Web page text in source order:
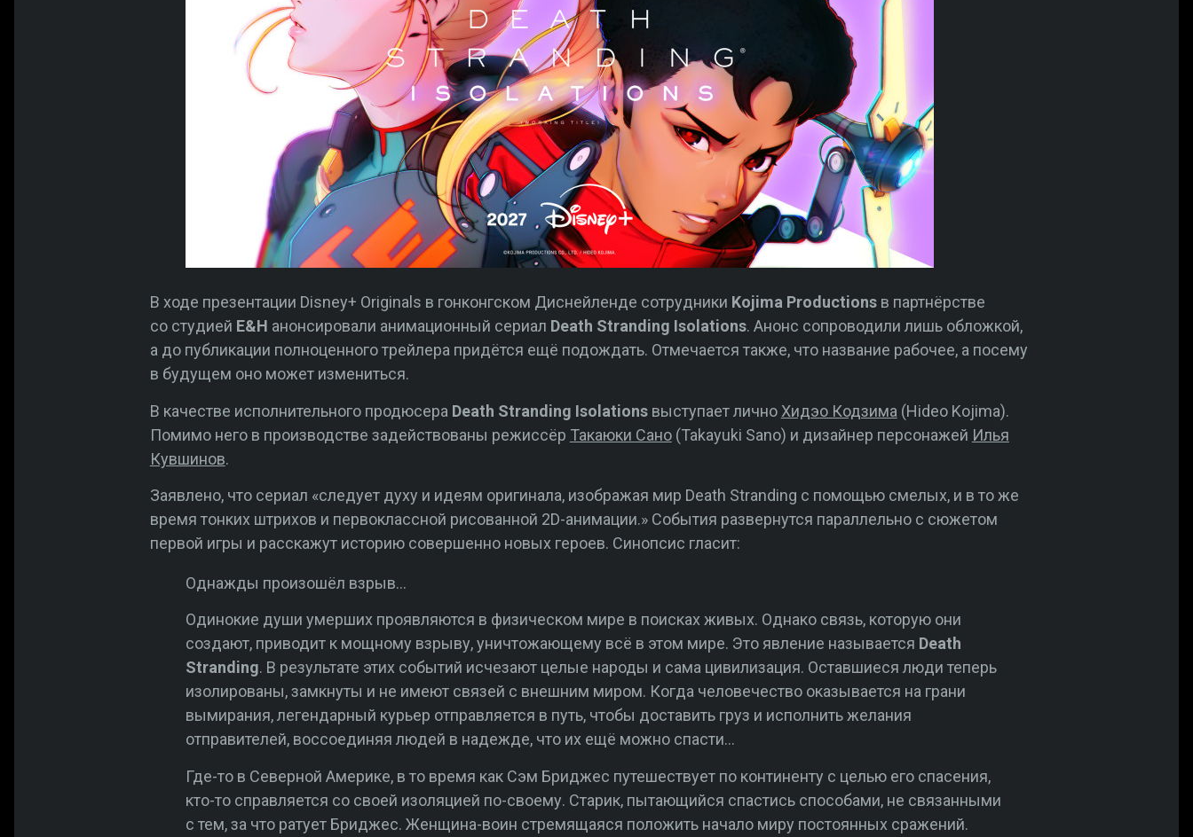
В ходе презентации Disney+ Originals в гонконгском Диснейленде сотрудники Kojima Productionsв партнёрстве
со студией E&H анонсировали анимационный сериал Death Stranding Isolations. Анонс сопроводили лишь обложкой,
а до публикации полноценного трейлера придётся ещё подождать. Отмечается также, что название рабочее, а посему
в будущем оно может измениться.
В качестве исполнительного продюсера Death Stranding Isolationsвыступает лично Хидэо Кодзима (Hideo Kojima).
Помимо него в производстве задействованы режиссёр Такаюки Сано(Takayuki Sano) и дизайнер персонажей Илья
Кувшинов.
Заявлено, что сериал «следует духу и идеям оригинала, изображая мир Death Stranding с помощью смелых, и в то же
время тонких штрихов и первоклассной рисованной 2D-анимации.» События развернутся параллельно с сюжетом
первой игры и расскажут историю совершенно новых героев. Синопсис гласит:
Однажды произошёл взрыв…
Одинокие души умерших проявляются в физическом мире в поисках живых. Однако связь, которую они
создают, приводит к мощному взрыву, уничтожающему всё в этом мире. Это явление называется Death
Stranding. В результате этих событий исчезают целые народы и сама цивилизация. Оставшиеся люди теперь
изолированы, замкнуты и не имеют связей с внешним миром. Когда человечество оказывается на грани
вымирания, легендарный курьер отправляется в путь, чтобы доставить груз и исполнить желания
отправителей, воссоединяя людей в надежде, что их ещё можно спасти…
Где-то в Северной Америке, в то время как Сэм Бриджес путешествует по континенту с целью его спасения,
кто-то справляется со своей изоляцией по-своему. Старик, пытающийся спастись способами, не связанными
с тем, за что ратует Бриджес. Женщина-воин стремящаяся положить начало миру постоянных сражений.